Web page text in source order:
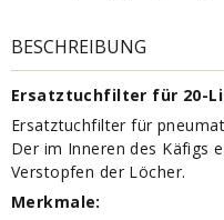
BESCHREIBUNG
Ersatztuchfilter für 20-
Ersatztuchfilter für
Der im Inneren des Käfigs
Verstopfen der Löcher.
Merkmale: